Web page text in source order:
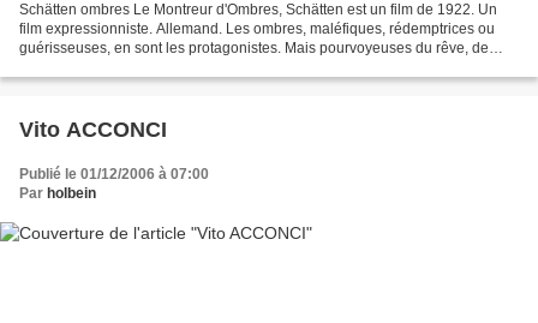
Schätten ombres Le Montreur d'Ombres, Schätten est un film de 1922. Un
film expressionniste. Allemand. Les ombres, maléfiques, rédemptrices ou
guérisseuses, en sont les protagonistes. Mais pourvoyeuses du rêve, de
Vito ACCONCI
Publié le 01/12/2006 à 07:00
Par holbein